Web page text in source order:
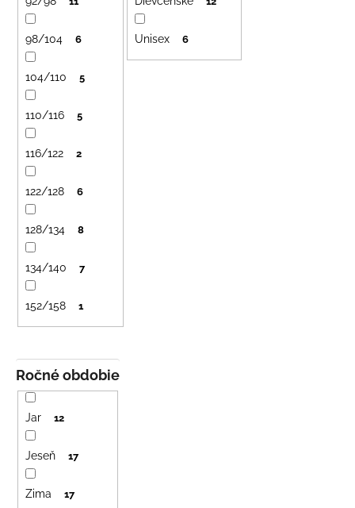
o
d
u
o
Unisex 6
Ročné obdobie
Jar 12
Jeseň 17
Zima 17
98/104 6
104/110 5
110/116 5
116/122 2
122/128 6
128/134 8
134/140 7
152/158 1
O
d
m
NÁMORNÍCKE
PRUHY
MODRÉ
€18